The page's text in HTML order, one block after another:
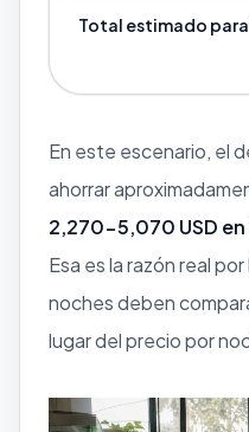
Total estimado
En este escenario, el
ahorrar
2,270-5,070 USD
Esa es la razón real
noches deben
lugar del precio por